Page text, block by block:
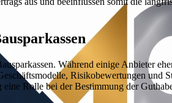
Während einige Anbieter
Risikobewertungen und
Rolle bei der Bestimmung der